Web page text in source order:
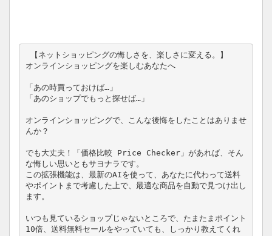
オンラインショッピングを楽しむあなたへ
「あの時買っておけば…」
「あのショップでもっと探せば…」
オンラインショッピングで、こんな後悔をしたことはありませ
んか？
でも大丈夫！「価格比較 Price Checker」があれば、そん
な悔しい思いともサヨナラです。
この拡張機能は、最新のAIを使って、あなたに代わって送料
やポイントまで考慮した上で、最適な商品を自動で見つけ出し
ます。
いつも見ているショップじゃないところで、たまたまポイント
10倍、送料無料セールをやっていても、しっかり教えてくれ